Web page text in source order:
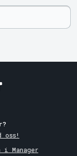
oss!
i Manager